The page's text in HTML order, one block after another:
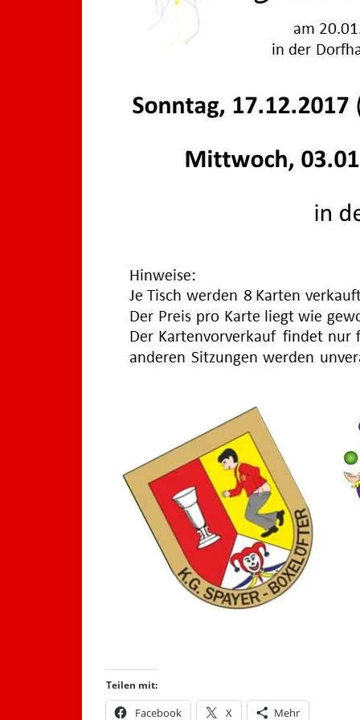
Teilen mit:
Facebook X Mehr